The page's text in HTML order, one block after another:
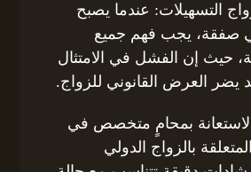
التسهيلات: عندما يصبح
صفقة، يجب فهم جميع
حيث إن الفشل في الامتثال
يضر العرض القانوني للزواج.
بمحامٍ متخصص في
المتعلقة بالزواج الدولي